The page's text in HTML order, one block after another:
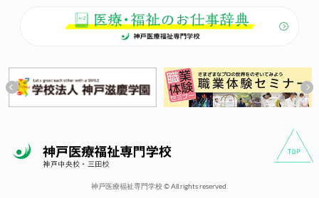
神戸医療福祉専門学校 © All rights reserved.